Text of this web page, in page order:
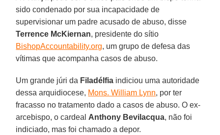
sido condenado por sua incapacidade de
supervisionar um padre acusado de abuso, disse
Terrence McKiernan, presidente do sítio
BishopAccountability.org, um grupo de defesa das
vítimas que acompanha casos de abuso.
Um grande júri da Filadélfia indiciou uma autoridade
dessa arquidiocese, Mons. William Lynn, por ter
fracasso no tratamento dado a casos de abuso. O ex-
arcebispo, o cardeal Anthony Bevilacqua, não foi
indiciado, mas foi chamado a depor.